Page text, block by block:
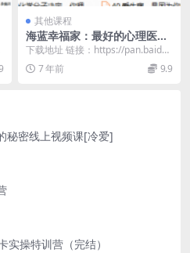
其他课程
海蓝幸福家：最好的心理医生
是自己
下载地址 链接：https://pan.baidu.
com/s/1mVHO1h_...
7 年前 9.9
秘密线上视频课[冷爱]
实操特训营（完结）